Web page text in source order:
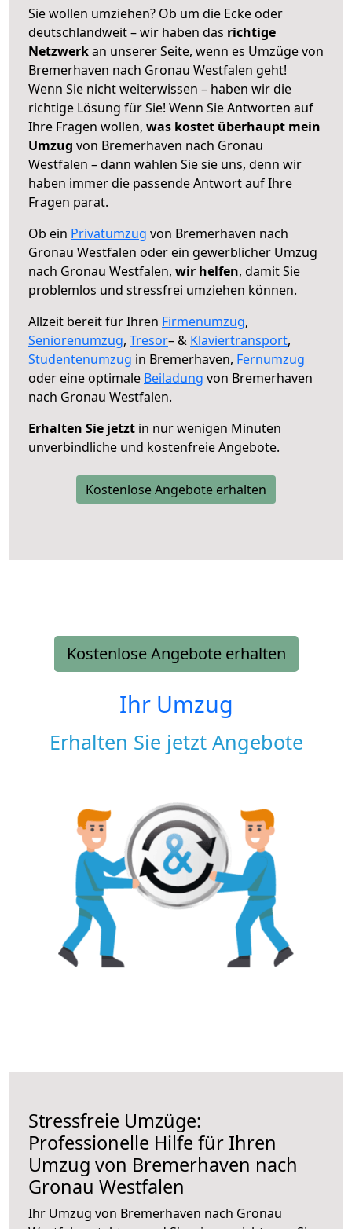
Sie wollen umziehen? Ob um die Ecke oder
deutschlandweit – wir haben das richtige
Netzwerkan unserer Seite, wenn es Umzüge von
Bremerhaven nach Gronau Westfalen geht!
Wenn Sie nicht weiterwissen – haben wir die
richtige Lösung für Sie! Wenn Sie Antworten auf
Ihre Fragen wollen, was kostet überhaupt mein
Umzug von Bremerhaven nach Gronau
Westfalen – dann wählen Sie sie uns, denn wir
haben immer die passende Antwort auf Ihre
Fragen parat.
Ob ein Privatumzug von Bremerhaven nach
Gronau Westfalen oder ein gewerblicher Umzug
nach Gronau Westfalen, wir helfen, damit Sie
problemlos und stressfrei umziehen können.
Allzeit bereit für Ihren Firmenumzug,
Seniorenumzug, Tresor– & Klaviertransport,
Studentenumzug in Bremerhaven, Fernumzug
oder eine optimale Beiladung von Bremerhaven
nach Gronau Westfalen.
Erhalten Sie jetzt in nur wenigen Minuten
unverbindliche und kostenfreie Angebote.
Kostenlose Angebote erhalten
Kostenlose Angebote erhalten
Ihr Umzug
Erhalten Sie jetzt Angebote
Stressfreie Umzüge:
Professionelle Hilfe für Ihren
Umzug von Bremerhaven nach
Gronau Westfalen
Ihr Umzug von Bremerhaven nach Gronau